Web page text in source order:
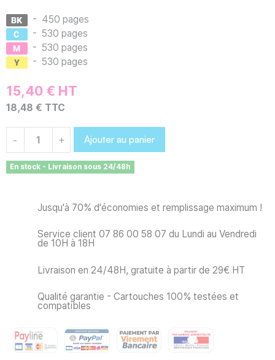
- 450 pages
- 530 pages
- 530 pages
- 530 pages
15,40 € HT
18,48 € TTC
- + Ajouter au panier
En stock - Livraison sous 24/48h
Jusqu'à 70% d'économies et remplissage maximum !
Service client 07 86 00 58 07 du Lundi au Vendredi
de 10H à 18H
Livraison en 24/48H, gratuite à partir de 29€ HT
Qualité garantie - Cartouches 100% testées et
compatibles